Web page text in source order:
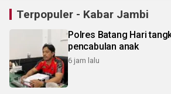
Terpopuler - Kabar Jambi
Polres Batang Hari
pencabulan anak
6 jam lalu